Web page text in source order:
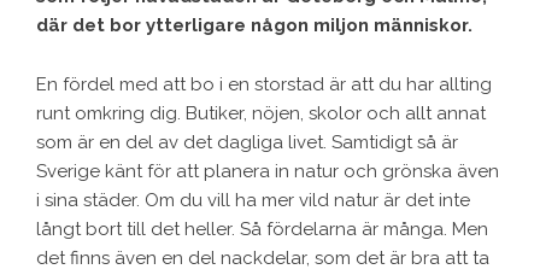
där det bor ytterligare någon miljon människor.
En fördel med att bo i en storstad är att du har allting
runt omkring dig. Butiker, nöjen, skolor och allt annat
som är en del av det dagliga livet. Samtidigt så är
Sverige känt för att planera in natur och grönska även
i sina städer. Om du vill ha mer vild natur är det inte
långt bort till det heller. Så fördelarna är många. Men
det finns även en del nackdelar, som det är bra att ta